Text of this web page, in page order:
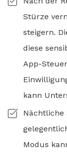
Stürze
steigern.
diese
App-
kann
Nächtliche
Modus